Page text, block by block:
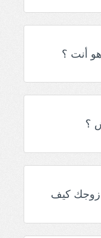
أنت ؟
؟
زوجك كيف